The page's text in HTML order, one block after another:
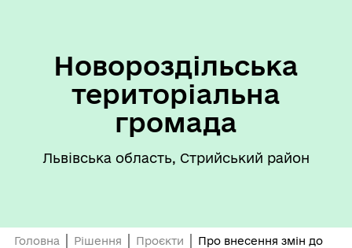
Новороздільська
територіальна
громада
Львівська область, Стрийський район
Головна Рішення
Проєкти
Про внесення змін до